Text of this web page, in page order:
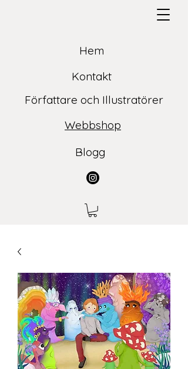
Hem
Kontakt
Webbshop
Författare och Illustratörer
Blogg